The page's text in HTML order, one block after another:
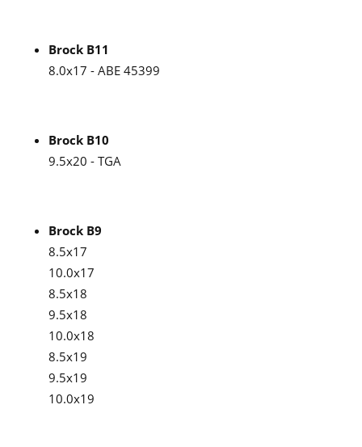
Brock B11
8.0x17 - ABE 45399
Brock B10
9.5x20 - TGA
Brock B9
8.5x17
10.0x17
8.5x18
9.5x18
10.0x18
8.5x19
9.5x19
10.0x19